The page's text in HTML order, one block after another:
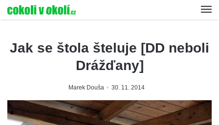
Jak se štola šteluje [DD neboli
Drážďany]
Marek Douša 30. 11. 2014